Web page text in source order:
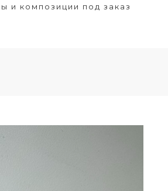
и композиции под заказ